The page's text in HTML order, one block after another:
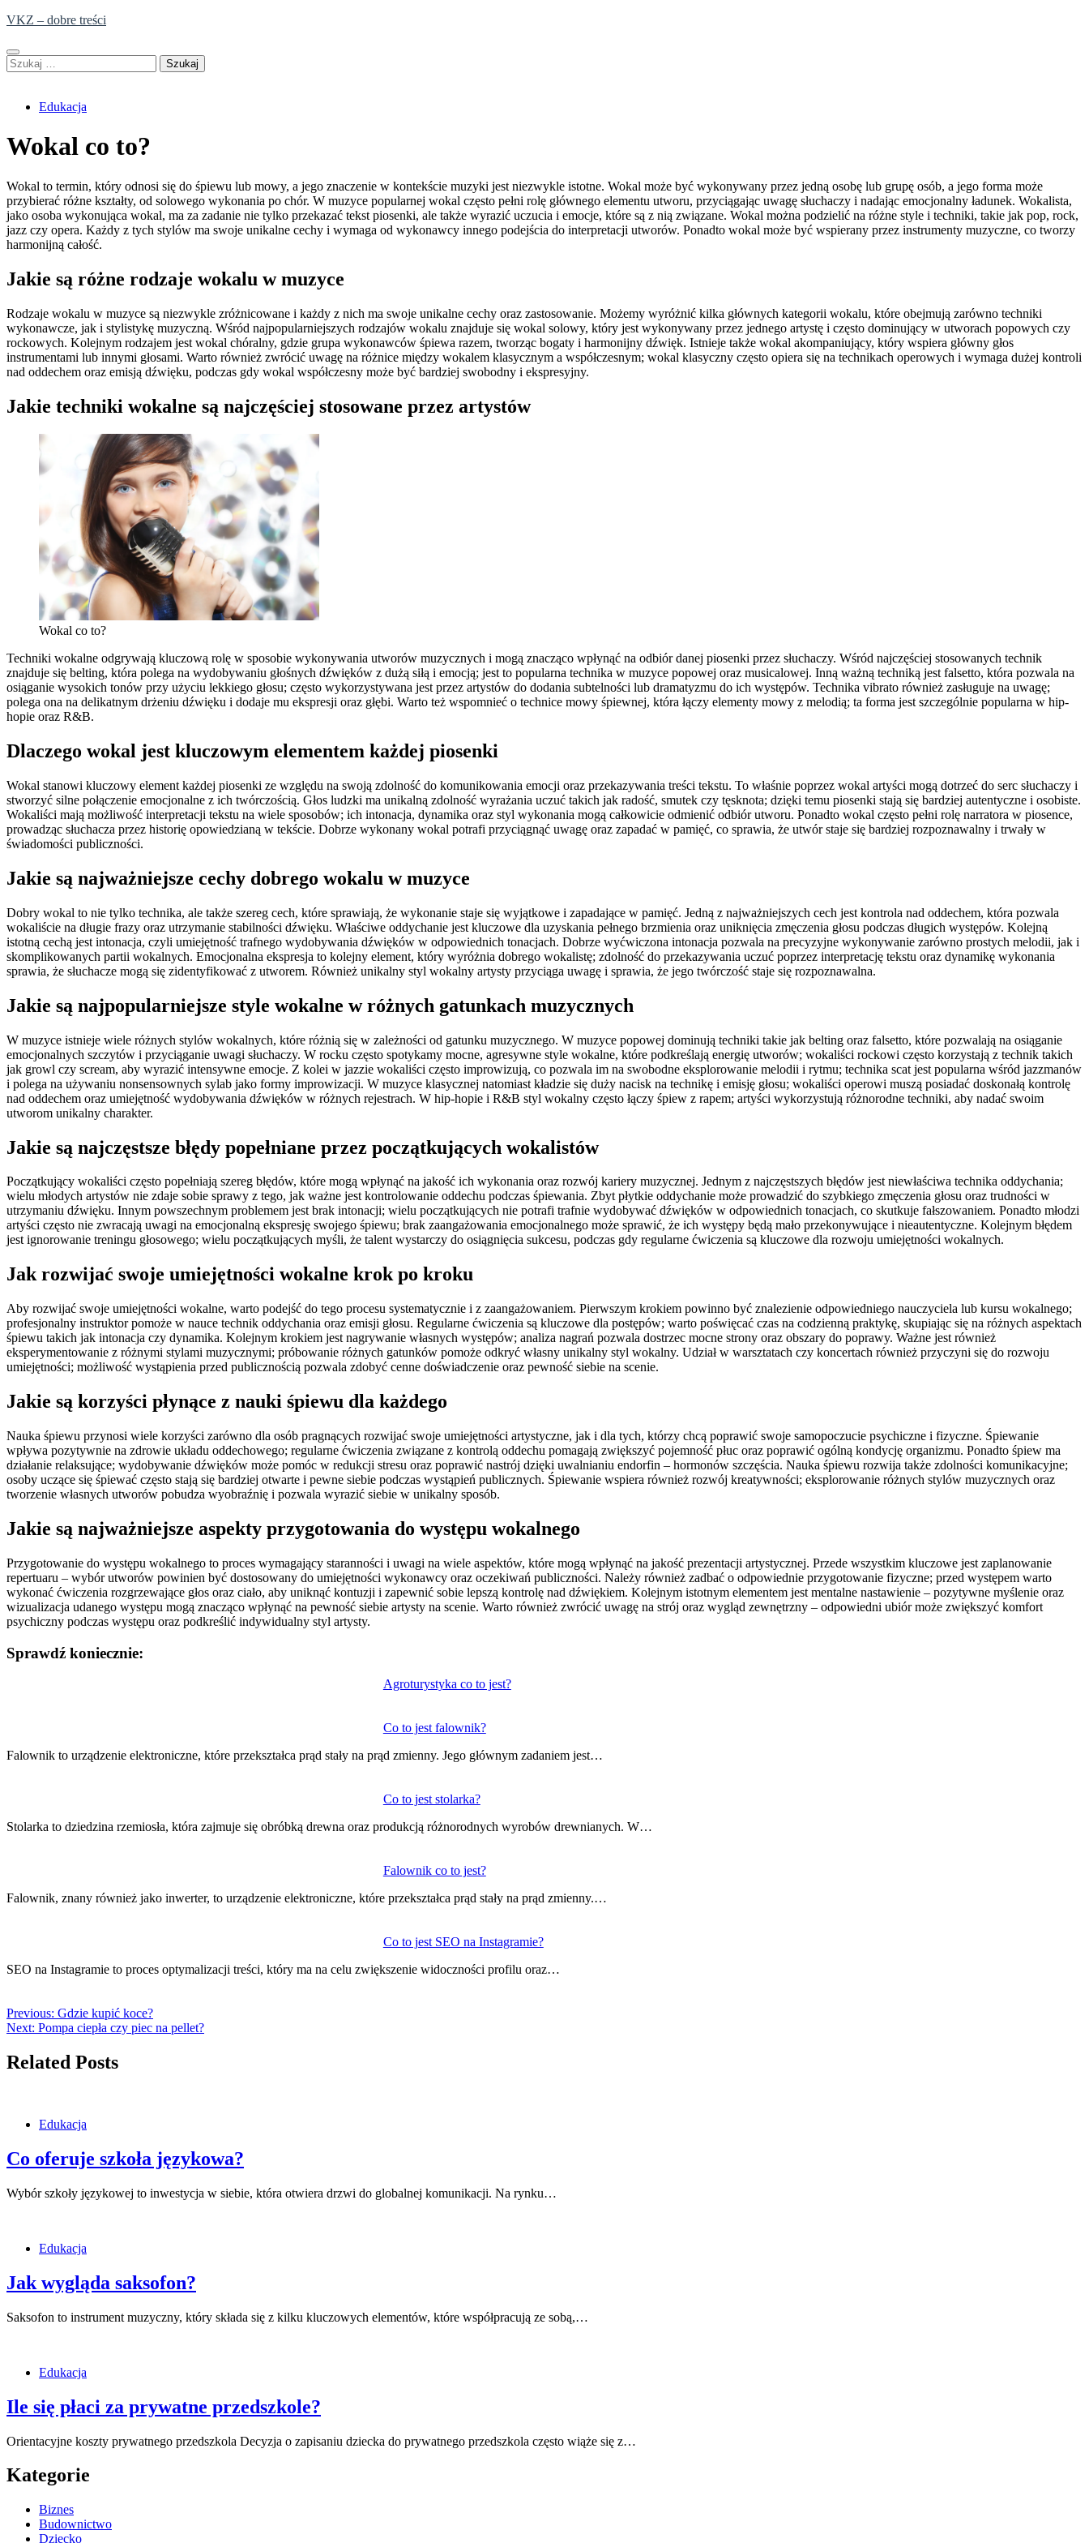
Skip
content
VKZ – dobre treści
Szukaj:
Edukacja
Wokal co to?
Wokal to termin, który odnosi się do śpiewu lub mowy, a jego znaczenie w kontekście muzyki jest niezwykle istotne. Wokal może być wykonywany przez jedną osobę lub grupę osób, a jego forma może
przybierać różne kształty, od solowego wykonania po chór. W muzyce popularnej wokal często pełni rolę głównego elementu utworu, przyciągając uwagę słuchaczy i nadając emocjonalny ładunek. Wokalista,
jako osoba wykonująca wokal, ma za zadanie nie tylko przekazać tekst piosenki, ale także wyrazić uczucia i emocje, które są z nią związane. Wokal można podzielić na różne style i techniki, takie jak pop, rock,
jazz czy opera. Każdy z tych stylów ma swoje unikalne cechy i wymaga od wykonawcy innego podejścia do interpretacji utworów. Ponadto wokal może być wspierany przez instrumenty muzyczne, co tworzy
harmonijną całość.
Jakie są różne rodzaje wokalu w muzyce
Rodzaje wokalu w muzyce są niezwykle zróżnicowane i każdy z nich ma swoje unikalne cechy oraz zastosowanie. Możemy wyróżnić kilka głównych kategorii wokalu, które obejmują zarówno techniki
wykonawcze, jak i stylistykę muzyczną. Wśród najpopularniejszych rodzajów wokalu znajduje się wokal solowy, który jest wykonywany przez jednego artystę i często dominujący w utworach popowych czy
rockowych. Kolejnym rodzajem jest wokal chóralny, gdzie grupa wykonawców śpiewa razem, tworząc bogaty i harmonijny dźwięk. Istnieje także wokal akompaniujący, który wspiera główny głos
instrumentami lub innymi głosami. Warto również zwrócić uwagę na różnice między wokalem klasycznym a współczesnym; wokal klasyczny często opiera się na technikach operowych i wymaga dużej kontroli
nad oddechem oraz emisją dźwięku, podczas gdy wokal współczesny może być bardziej swobodny i ekspresyjny.
Jakie techniki wokalne są najczęściej stosowane przez artystów
Wokal co to?
Techniki wokalne odgrywają kluczową rolę w sposobie wykonywania utworów muzycznych i mogą znacząco wpłynąć na odbiór danej piosenki przez słuchaczy. Wśród najczęściej stosowanych technik
znajduje się belting, która polega na wydobywaniu głośnych dźwięków z dużą siłą i emocją; jest to popularna technika w muzyce popowej oraz musicalowej. Inną ważną techniką jest falsetto, która pozwala na
osiąganie wysokich tonów przy użyciu lekkiego głosu; często wykorzystywana jest przez artystów do dodania subtelności lub dramatyzmu do ich występów. Technika vibrato również zasługuje na uwagę;
polega ona na delikatnym drżeniu dźwięku i dodaje mu ekspresji oraz głębi. Warto też wspomnieć o technice mowy śpiewnej, która łączy elementy mowy z melodią; ta forma jest szczególnie popularna w hip-
hopie oraz R&B.
Dlaczego wokal jest kluczowym elementem każdej piosenki
Wokal stanowi kluczowy element każdej piosenki ze względu na swoją zdolność do komunikowania emocji oraz przekazywania treści tekstu. To właśnie poprzez wokal artyści mogą dotrzeć do serc słuchaczy i
stworzyć silne połączenie emocjonalne z ich twórczością. Głos ludzki ma unikalną zdolność wyrażania uczuć takich jak radość, smutek czy tęsknota; dzięki temu piosenki stają się bardziej autentyczne i osobiste.
Wokaliści mają możliwość interpretacji tekstu na wiele sposobów; ich intonacja, dynamika oraz styl wykonania mogą całkowicie odmienić odbiór utworu. Ponadto wokal często pełni rolę narratora w piosence,
prowadząc słuchacza przez historię opowiedzianą w tekście. Dobrze wykonany wokal potrafi przyciągnąć uwagę oraz zapadać w pamięć, co sprawia, że utwór staje się bardziej rozpoznawalny i trwały w
świadomości publiczności.
Jakie są najważniejsze cechy dobrego wokalu w muzyce
Dobry wokal to nie tylko technika, ale także szereg cech, które sprawiają, że wykonanie staje się wyjątkowe i zapadające w pamięć. Jedną z najważniejszych cech jest kontrola nad oddechem, która pozwala
wokaliście na długie frazy oraz utrzymanie stabilności dźwięku. Właściwe oddychanie jest kluczowe dla uzyskania pełnego brzmienia oraz uniknięcia zmęczenia głosu podczas długich występów. Kolejną
istotną cechą jest intonacja, czyli umiejętność trafnego wydobywania dźwięków w odpowiednich tonacjach. Dobrze wyćwiczona intonacja pozwala na precyzyjne wykonywanie zarówno prostych melodii, jak i
skomplikowanych partii wokalnych. Emocjonalna ekspresja to kolejny element, który wyróżnia dobrego wokalistę; zdolność do przekazywania uczuć poprzez interpretację tekstu oraz dynamikę wykonania
sprawia, że słuchacze mogą się zidentyfikować z utworem. Również unikalny styl wokalny artysty przyciąga uwagę i sprawia, że jego twórczość staje się rozpoznawalna.
Jakie są najpopularniejsze style wokalne w różnych gatunkach muzycznych
W muzyce istnieje wiele różnych stylów wokalnych, które różnią się w zależności od gatunku muzycznego. W muzyce popowej dominują techniki takie jak belting oraz falsetto, które pozwalają na osiąganie
emocjonalnych szczytów i przyciąganie uwagi słuchaczy. W rocku często spotykamy mocne, agresywne style wokalne, które podkreślają energię utworów; wokaliści rockowi często korzystają z technik takich
jak growl czy scream, aby wyrazić intensywne emocje. Z kolei w jazzie wokaliści często improwizują, co pozwala im na swobodne eksplorowanie melodii i rytmu; technika scat jest popularna wśród jazzmanów
i polega na używaniu nonsensownych sylab jako formy improwizacji. W muzyce klasycznej natomiast kładzie się duży nacisk na technikę i emisję głosu; wokaliści operowi muszą posiadać doskonałą kontrolę
nad oddechem oraz umiejętność wydobywania dźwięków w różnych rejestrach. W hip-hopie i R&B styl wokalny często łączy śpiew z rapem; artyści wykorzystują różnorodne techniki, aby nadać swoim
utworom unikalny charakter.
Jakie są najczęstsze błędy popełniane przez początkujących wokalistów
Początkujący wokaliści często popełniają szereg błędów, które mogą wpłynąć na jakość ich wykonania oraz rozwój kariery muzycznej. Jednym z najczęstszych błędów jest niewłaściwa technika oddychania;
wielu młodych artystów nie zdaje sobie sprawy z tego, jak ważne jest kontrolowanie oddechu podczas śpiewania. Zbyt płytkie oddychanie może prowadzić do szybkiego zmęczenia głosu oraz trudności w
utrzymaniu dźwięku. Innym powszechnym problemem jest brak intonacji; wielu początkujących nie potrafi trafnie wydobywać dźwięków w odpowiednich tonacjach, co skutkuje fałszowaniem. Ponadto młodzi
artyści często nie zwracają uwagi na emocjonalną ekspresję swojego śpiewu; brak zaangażowania emocjonalnego może sprawić, że ich występy będą mało przekonywujące i nieautentyczne. Kolejnym błędem
jest ignorowanie treningu głosowego; wielu początkujących myśli, że talent wystarczy do osiągnięcia sukcesu, podczas gdy regularne ćwiczenia są kluczowe dla rozwoju umiejętności wokalnych.
Jak rozwijać swoje umiejętności wokalne krok po kroku
Aby rozwijać swoje umiejętności wokalne, warto podejść do tego procesu systematycznie i z zaangażowaniem. Pierwszym krokiem powinno być znalezienie odpowiedniego nauczyciela lub kursu wokalnego;
profesjonalny instruktor pomoże w nauce technik oddychania oraz emisji głosu. Regularne ćwiczenia są kluczowe dla postępów; warto poświęcać czas na codzienną praktykę, skupiając się na różnych aspektach
śpiewu takich jak intonacja czy dynamika. Kolejnym krokiem jest nagrywanie własnych występów; analiza nagrań pozwala dostrzec mocne strony oraz obszary do poprawy. Ważne jest również
eksperymentowanie z różnymi stylami muzycznymi; próbowanie różnych gatunków pomoże odkryć własny unikalny styl wokalny. Udział w warsztatach czy koncertach również przyczyni się do rozwoju
umiejętności; możliwość wystąpienia przed publicznością pozwala zdobyć cenne doświadczenie oraz pewność siebie na scenie.
Jakie są korzyści płynące z nauki śpiewu dla każdego
Nauka śpiewu przynosi wiele korzyści zarówno dla osób pragnących rozwijać swoje umiejętności artystyczne, jak i dla tych, którzy chcą poprawić swoje samopoczucie psychiczne i fizyczne. Śpiewanie
wpływa pozytywnie na zdrowie układu oddechowego; regularne ćwiczenia związane z kontrolą oddechu pomagają zwiększyć pojemność płuc oraz poprawić ogólną kondycję organizmu. Ponadto śpiew ma
działanie relaksujące; wydobywanie dźwięków może pomóc w redukcji stresu oraz poprawić nastrój dzięki uwalnianiu endorfin – hormonów szczęścia. Nauka śpiewu rozwija także zdolności komunikacyjne;
osoby uczące się śpiewać często stają się bardziej otwarte i pewne siebie podczas wystąpień publicznych. Śpiewanie wspiera również rozwój kreatywności; eksplorowanie różnych stylów muzycznych oraz
tworzenie własnych utworów pobudza wyobraźnię i pozwala wyrazić siebie w unikalny sposób.
Jakie są najważniejsze aspekty przygotowania do występu wokalnego
Przygotowanie do występu wokalnego to proces wymagający staranności i uwagi na wiele aspektów, które mogą wpłynąć na jakość prezentacji artystycznej. Przede wszystkim kluczowe jest zaplanowanie
repertuaru – wybór utworów powinien być dostosowany do umiejętności wykonawcy oraz oczekiwań publiczności. Należy również zadbać o odpowiednie przygotowanie fizyczne; przed występem warto
wykonać ćwiczenia rozgrzewające głos oraz ciało, aby uniknąć kontuzji i zapewnić sobie lepszą kontrolę nad dźwiękiem. Kolejnym istotnym elementem jest mentalne nastawienie – pozytywne myślenie oraz
wizualizacja udanego występu mogą znacząco wpłynąć na pewność siebie artysty na scenie. Warto również zwrócić uwagę na strój oraz wygląd zewnętrzny – odpowiedni ubiór może zwiększyć komfort
psychiczny podczas występu oraz podkreślić indywidualny styl artysty.
Sprawdź koniecznie:
Agroturystyka co to jest?
Co to jest falownik?
Falownik to urządzenie elektroniczne, które przekształca prąd stały na prąd zmienny. Jego głównym zadaniem jest…
Co to jest stolarka?
Stolarka to dziedzina rzemiosła, która zajmuje się obróbką drewna oraz produkcją różnorodnych wyrobów drewnianych. W…
Falownik co to jest?
Falownik, znany również jako inwerter, to urządzenie elektroniczne, które przekształca prąd stały na prąd zmienny.…
Co to jest SEO na Instagramie?
SEO na Instagramie to proces optymalizacji treści, który ma na celu zwiększenie widoczności profilu oraz…
Previous: Gdzie kupić koce?
Next: Pompa ciepła czy piec na pellet?
Related Posts
Edukacja
Co oferuje szkoła językowa?
Wybór szkoły językowej to inwestycja w siebie, która otwiera drzwi do globalnej komunikacji. Na rynku…
Edukacja
Jak wygląda saksofon?
Saksofon to instrument muzyczny, który składa się z kilku kluczowych elementów, które współpracują ze sobą,…
Edukacja
Ile się płaci za prywatne przedszkole?
Orientacyjne koszty prywatnego przedszkola Decyzja o zapisaniu dziecka do prywatnego przedszkola często wiąże się z…
Kategorie
Biznes
Budownictwo
Dziecko